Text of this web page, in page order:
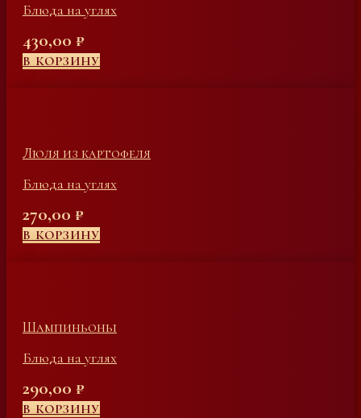
Блюда на углях
430,00 ₽
В КОРЗИНУ
Люля из картофеля
Блюда на углях
270,00 ₽
В КОРЗИНУ
Шампиньоны
Блюда на углях
290,00 ₽
В КОРЗИНУ